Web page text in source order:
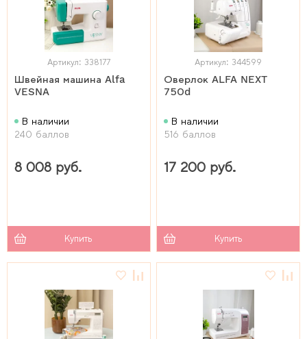
Артикул: 338177
Швейная машина Alfa
VESNA
В наличии
240 баллов
8 008 руб.
Купить
Артикул: 344599
Оверлок ALFA NEXT
750d
В наличии
516 баллов
17 200 руб.
Купить